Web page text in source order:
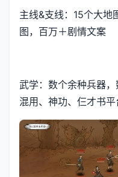
主线&支线：15个大地
图，百万＋剧情文案
武学：数个余种兵器
混用、神功、仨才书